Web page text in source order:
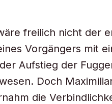
freilich nicht der
Vorgängers mit
Aufstieg der
Doch
die